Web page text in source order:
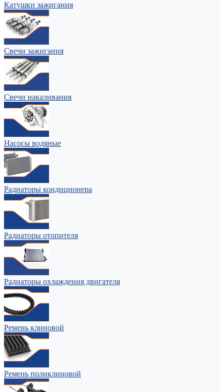
Катушки зажигания
Свечи зажигания
Свечи накаливания
Насосы водяные
Радиаторы кондиционера
Радиаторы отопителя
Радиаторы охлаждения двигателя
Ремень клиновой
Ремень поликлиновой